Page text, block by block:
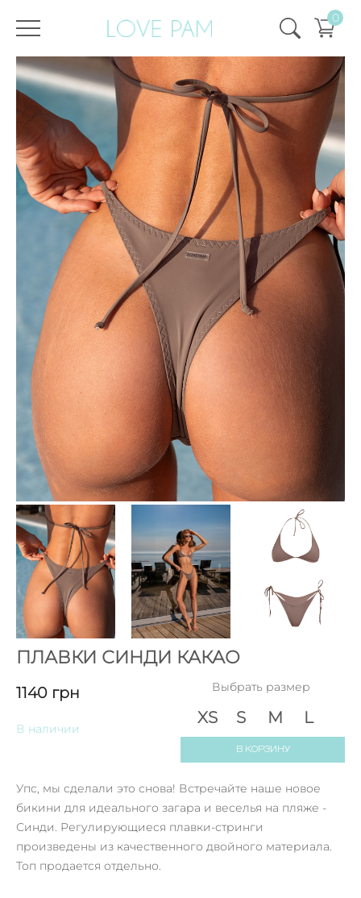
0
Все купальники Раздельные Плавки Синди Плавки Синди Какао
ПЛАВКИ СИНДИ КАКАО
1140 грн
В наличии
Выбрать размер
XS S M L
В КОРЗИНУ
Упс, мы сделали это снова! Встречайте наше новое
бикини для идеального загара и веселья на пляже -
Синди. Регулирующиеся плавки-стринги
произведены из качественного двойного материала.
Топ продается отдельно.